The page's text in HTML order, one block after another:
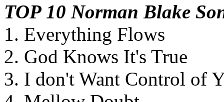
TOP 10 Norman Blake
1. Everything Flows
2. God Knows It's True
3. I don't Want Control of